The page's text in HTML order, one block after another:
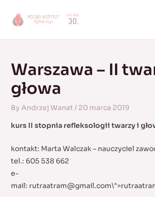
Warszawa – II
głowa
By Andrzej Wanat/ 20 marca 2019
kurs II stopnia refleksologii twarzy i
kontakt: Marta Walczak – nauczyciel
tel.: 605 538 662
e-
mail: rutraatram@gmail.com\">